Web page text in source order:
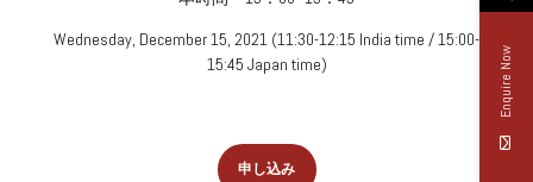
Wednesday, December 15, 2021 (11:30-12:15 India time / 15:00-
15:45 Japan time)
申し込み
Enquire Now